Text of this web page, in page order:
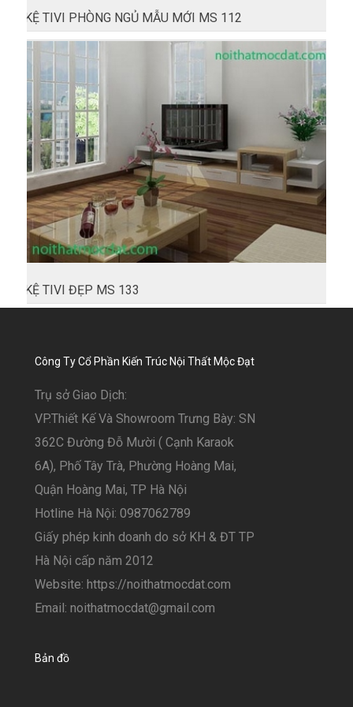
KỆ TIVI PHÒNG NGỦ MẪU MỚI MS 112
KỆ TIVI ĐẸP MS 133
Công Ty Cổ Phần Kiến Trúc Nội Thất Mộc Đạt
Trụ sở Giao Dịch:
VP.Thiết Kế Và Showroom Trưng Bày: SN
362C Đường Đỗ Mười ( Cạnh Karaok
6A), Phố Tây Trà, Phường Hoàng Mai,
Quận Hoàng Mai, TP Hà Nội
Hotline Hà Nội: 0987062789
Giấy phép kinh doanh do sở KH & ĐT TP
Hà Nội cấp năm 2012
Website: https://noithatmocdat.com
Email: noithatmocdat@gmail.com
Bản đồ